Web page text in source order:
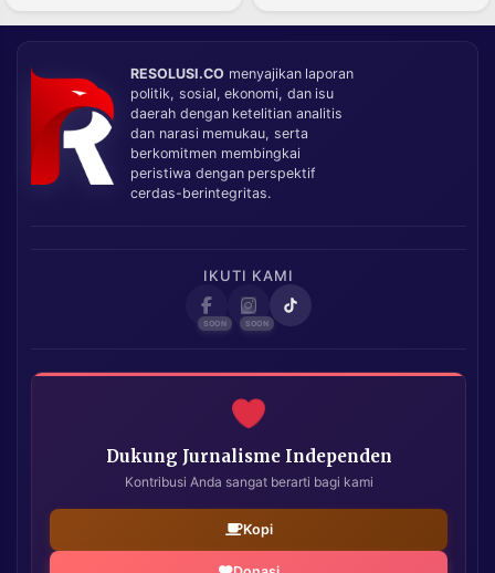
RESOLUSI.CO menyajikan laporan
politik, sosial, ekonomi, dan isu
daerah dengan ketelitian analitis
dan narasi memukau, serta
berkomitmen membingkai
peristiwa dengan perspektif
cerdas-berintegritas.
IKUTI KAMI
Dukung Jurnalisme Independen
Kontribusi Anda sangat berarti bagi kami
Kopi